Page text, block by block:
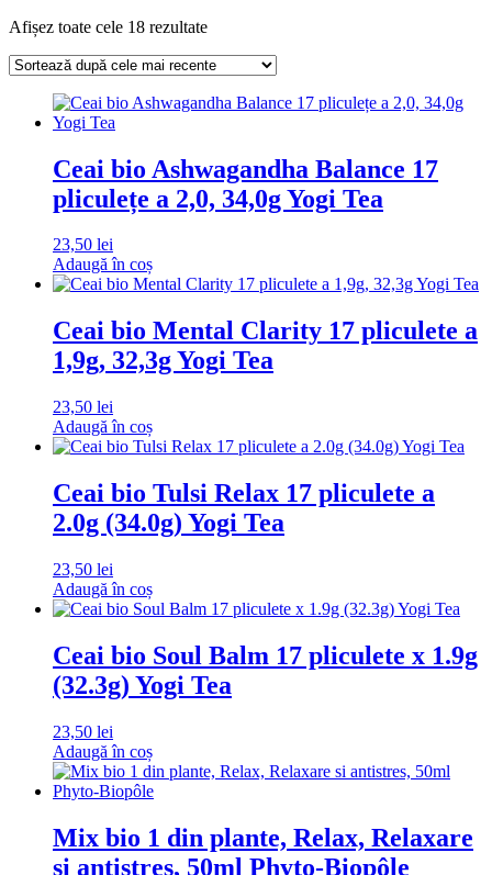
Afișez toate cele 18 rezultateSortat
cele
recente
Ceai bio Ashwagandha Balance 17
pliculețe a 2,0, 34,0g Yogi Tea
23,50 lei
Adaugă în coș
Ceai bio Mental Clarity 17 pliculete a
1,9g, 32,3g Yogi Tea
23,50 lei
Adaugă în coș
Ceai bio Tulsi Relax 17 pliculete a
2.0g (34.0g) Yogi Tea
23,50 lei
Adaugă în coș
Ceai bio Soul Balm 17 pliculete x 1.9g
(32.3g) Yogi Tea
23,50 lei
Adaugă în coș
Mix bio 1 din plante, Relax, Relaxare
si antistres, 50ml Phyto-Biopôle